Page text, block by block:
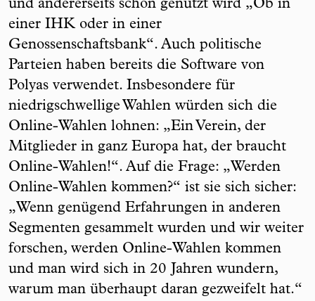
und andererseits schon genutzt wird „Ob in
einer IHK oder in einer
Genossenschaftsbank“. Auch politische
Parteien haben bereits die Software von
Polyas verwendet. Insbesondere für
niedrigschwellige Wahlen würden sich die
Online-Wahlen lohnen: „Ein Verein, der
Mitglieder in ganz Europa hat, der braucht
Online-Wahlen!“. Auf die Frage: „Werden
Online-Wahlen kommen?“ ist sie sich sicher:
„Wenn genügend Erfahrungen in anderen
Segmenten gesammelt wurden und wir weiter
forschen, werden Online-Wahlen kommen
und man wird sich in 20 Jahren wundern,
warum man überhaupt daran gezweifelt hat.“